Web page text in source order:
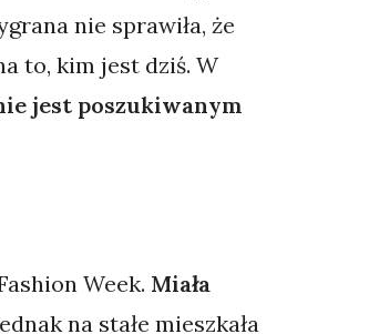
nie sprawiła, że
to, kim jest dziś. W
nie jest poszukiwanym
Week. Miała
na stałe mieszkała